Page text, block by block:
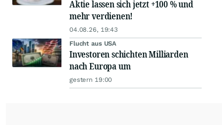
Aktie lassen sich jetzt +100 % und
mehr verdienen!
04.08.26, 19:43
Flucht aus USA
Investoren schichten Milliarden
nach Europa um
gestern 19:00